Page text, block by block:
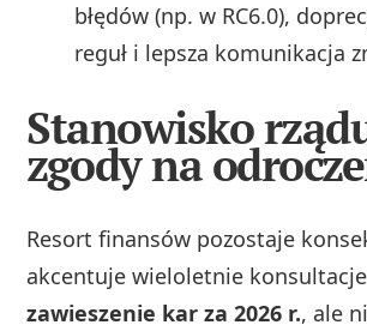
błędów (np. w RC6.0),
reguł i lepsza komunikacja
Stanowisko
zgody na
Resort finansów pozostaje
akcentuje wieloletnie
zawieszenie kar za 2026 r., ale